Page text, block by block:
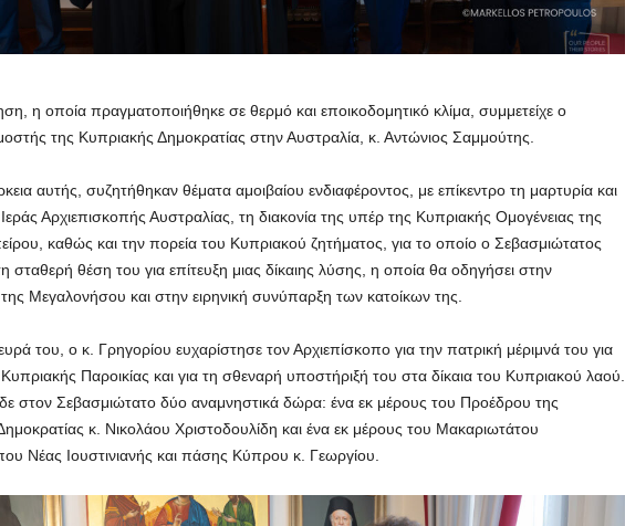
η οποία πραγματοποιήθηκε σε θερμό και εποικοδομητικό κλίμα, συμμετείχε ο
της Κυπριακής Δημοκρατίας στην Αυστραλία, κ. Αντώνιος Σαμμούτης.
αυτής, συζητήθηκαν θέματα αμοιβαίου ενδιαφέροντος, με επίκεντρο τη μαρτυρία και
Αρχιεπισκοπής Αυστραλίας, τη διακονία της υπέρ της Κυπριακής Ομογένειας της
καθώς και την πορεία του Κυπριακού ζητήματος, για το οποίο ο Σεβασμιώτατος
σταθερή θέση του για επίτευξη μιας δίκαιης λύσης, η οποία θα οδηγήσει στην
Μεγαλονήσου και στην ειρηνική συνύπαρξη των κατοίκων της.
του, ο κ. Γρηγορίου ευχαρίστησε τον Αρχιεπίσκοπο για την πατρική μέριμνά του για
Παροικίας και για τη σθεναρή υποστήριξή του στα δίκαια του Κυπριακού λαού.
στον Σεβασμιώτατο δύο αναμνηστικά δώρα: ένα εκ μέρους του Προέδρου της
κ. Νικολάου Χριστοδουλίδη και ένα εκ μέρους του Μακαριωτάτου
Νέας Ιουστινιανής και πάσης Κύπρου κ. Γεωργίου.